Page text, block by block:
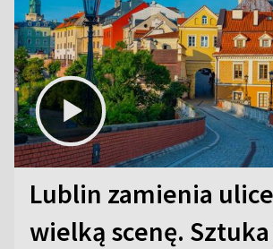
Lublin zamienia
wielką scenę.